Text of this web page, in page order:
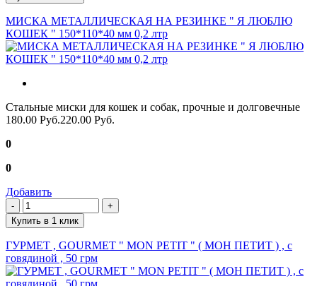
МИСКА МЕТАЛЛИЧЕСКАЯ НА РЕЗИНКЕ " Я ЛЮБЛЮ
КОШЕК " 150*110*40 мм 0,2 лтр
Стальные миски для кошек и собак, прочные и долговечные
180.00 Руб.220.00 Руб.
0
0
Добавить
Купить в 1 клик
ГУРМЕТ , GOURMET " MON PETIT " ( МОН ПЕТИТ ) , с
говядиной , 50 грм